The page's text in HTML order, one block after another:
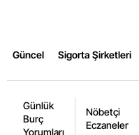
Güncel Sigorta Şirketleri
Günlük
Burç
Yorumları
Nöbetçi
Eczaneler